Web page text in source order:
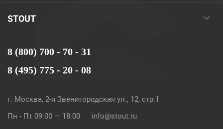
8 (800) 700 - 70 - 31
8 (495) 775 - 20 - 08
г. Москва, 2-я Звенигородская ул., 12, стр.1
Пн - Пт 09:00 — 18:00
info@stout.ru
STOUT